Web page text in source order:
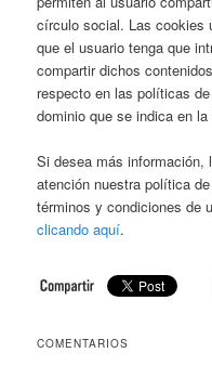
círculo social. Las cookies
que el usuario tenga que
compartir dichos
respecto en las políticas
dominio que se indica en la
Si desea más información,
atención nuestra política
términos y condiciones de
clicando aquí.
COMENTARIOS